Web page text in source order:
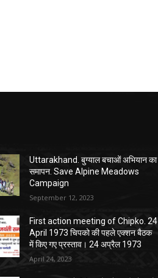
Uttarakhand. बुग्याल बचाओं अभियान का
समापन. Save Alpine Meadows
Campaign
September 12, 2023
First action meeting of Chipko. 24
April 1973 चिपको की पहले एक्शन बैठक
में किए गए प्रस्ताव। 24 अप्रैल 1973
April 24, 2023